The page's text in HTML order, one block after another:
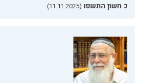
כ חשון התשפו (11.11.2025)